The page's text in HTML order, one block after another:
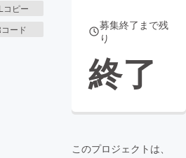
コピー
ード
募集終了まで残
り
終了
このプロジェクトは、